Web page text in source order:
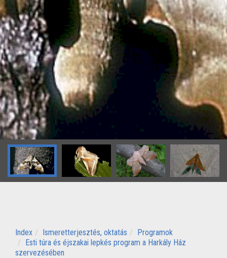
Index Ismeretterjesztés, oktatás
Programok
Esti túra és éjszakai lepkés program a Harkály Ház
szervezésében